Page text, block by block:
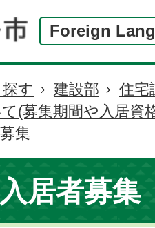
Foreign
す 建設部
住宅
(募集期間や入居資
集
居者募集